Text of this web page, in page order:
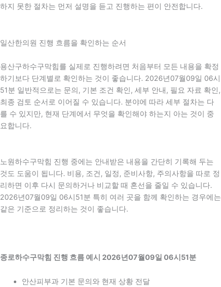
하지 못한 절차는 먼저 설명을 듣고 진행하는 편이 안전합니다.
일산한의원 진행 흐름을 확인하는 순서
용산구하수구막힘를 실제로 진행하려면 처음부터 모든 내용을 확정
하기보다 단계별로 확인하는 것이 좋습니다. 2026년07월09일 06시
51분 일반적으로는 문의, 기본 조건 확인, 세부 안내, 필요 자료 확인,
최종 검토 순서로 이어질 수 있습니다. 분야에 따라 세부 절차는 다
를 수 있지만, 현재 단계에서 무엇을 확인해야 하는지 아는 것이 중
요합니다.
노원하수구막힘 진행 중에는 안내받은 내용을 간단히 기록해 두는
것도 도움이 됩니다. 비용, 조건, 일정, 준비사항, 주의사항을 따로 정
리하면 이후 다시 문의하거나 비교할 때 혼선을 줄일 수 있습니다.
2026년07월09일 06시51분 특히 여러 곳을 함께 확인하는 경우에는
같은 기준으로 정리하는 것이 좋습니다.
종로하수구막힘 진행 흐름 예시 2026년07월09일 06시51분
안산피부과 기본 문의와 현재 상황 전달